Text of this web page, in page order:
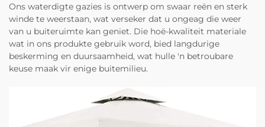
Ons waterdigte gazies is ontwerp om swaar reën en sterk
winde te weerstaan, wat verseker dat u ongeag die weer
van u buiteruimte kan geniet. Die hoë-kwaliteit materiale
wat in ons produkte gebruik word, bied langdurige
beskerming en duursaamheid, wat hulle 'n betroubare
keuse maak vir enige buitemilieu.